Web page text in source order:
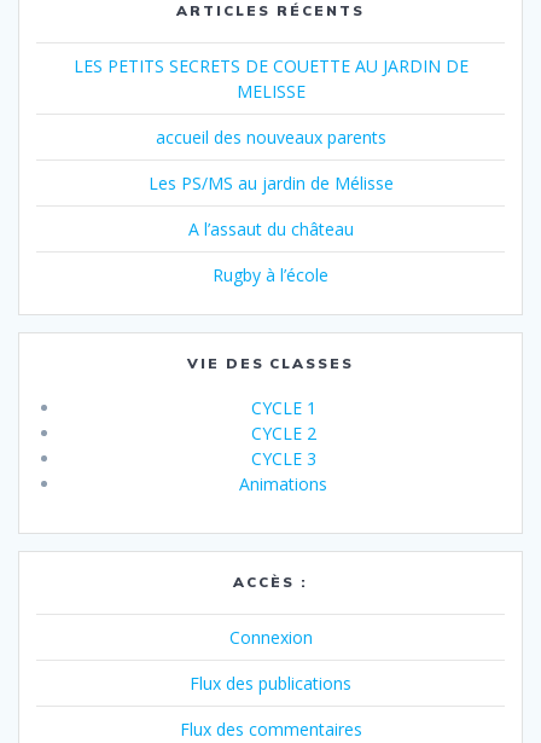
ARTICLES RÉCENTS
LES PETITS SECRETS DE COUETTE AU JARDIN DE
MELISSE
accueil des nouveaux parents
Les PS/MS au jardin de Mélisse
A l’assaut du château
Rugby à l’école
VIE DES CLASSES
CYCLE 1
CYCLE 2
CYCLE 3
Animations
ACCÈS :
Connexion
Flux des publications
Flux des commentaires